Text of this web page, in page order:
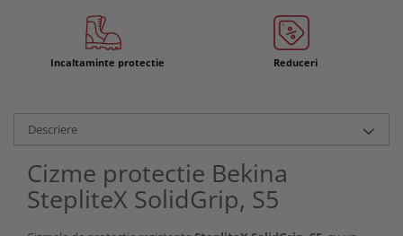
Incaltaminte protectie Reduceri
Descriere
Cizme protectie Bekina
StepliteX SolidGrip, S5